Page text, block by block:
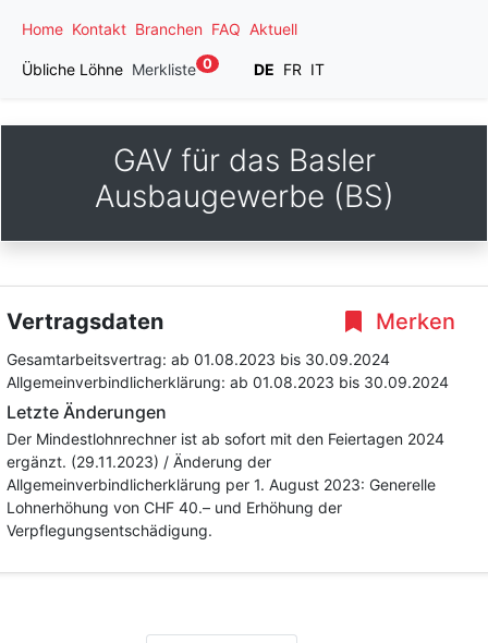
Home Kontakt Branchen FAQ Aktuell
Übliche Löhne Merkliste 0 DE FR IT
GAV für das Basler
Ausbaugewerbe (BS)
Merken
Vertragsdaten
Gesamtarbeitsvertrag: ab 01.08.2023 bis 30.09.2024
Allgemeinverbindlicherklärung: ab 01.08.2023 bis 30.09.2024
Letzte Änderungen
Der Mindestlohnrechner ist ab sofort mit den Feiertagen 2024
ergänzt. (29.11.2023) / Änderung der
Allgemeinverbindlicherklärung per 1. August 2023: Generelle
Lohnerhöhung von CHF 40.– und Erhöhung der
Verpflegungsentschädigung.